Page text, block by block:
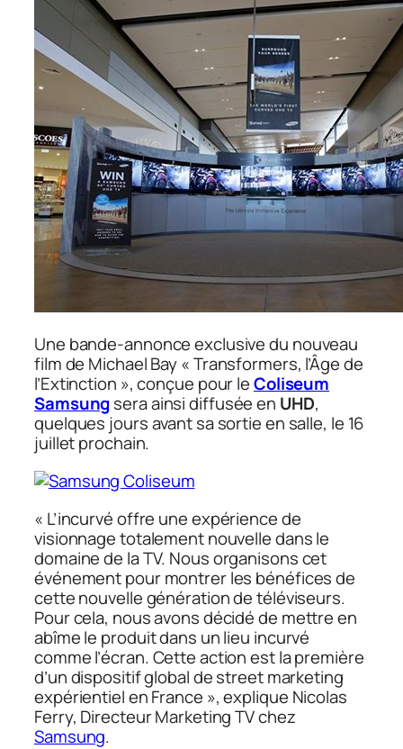
Une bande-annonce exclusive du nouveau
film de Michael Bay« Transformers, l’Âge de
l’Extinction », conçue pour leColiseum
Samsungsera ainsi diffusée en UHD,
quelques jours avant sa sortie en salle, le 16
juillet prochain.
« L’incurvé offre une expérience de
visionnage totalement nouvelle dans le
domaine de la TV. Nous organisons cet
événement pour montrer les bénéfices de
cette nouvelle génération de téléviseurs.
Pour cela, nous avons décidé de mettre en
abîme le produit dans un lieu incurvé
comme l’écran. Cette action est la première
d’un dispositif global de street marketing
expérientiel en France », explique Nicolas
Ferry, Directeur Marketing TV chez
Samsung.